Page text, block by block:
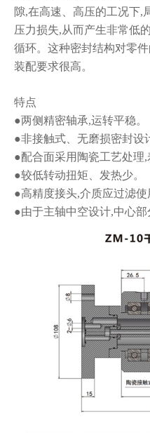
隙,在高速、高压的工况下,
压力损失,从而产生非常低
循环。这种密封结构对零
装配要求很高。
特点
●两侧精密轴承,运转平稳。
●非接触式、无磨损密封设
●配合面采用陶瓷工艺处理,
●较低转动扭矩、发热少。
●高精度接头,介质应过滤使
●由于主轴中空设计,中心部